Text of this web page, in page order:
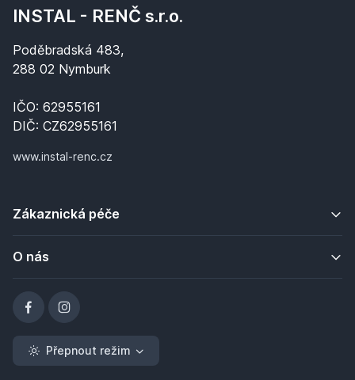
INSTAL - RENČ s.r.o.
Poděbradská 483,
288 02 Nymburk
IČO: 62955161
DIČ: CZ62955161
www.instal-renc.cz
Zákaznická péče
O nás
Přepnout režim